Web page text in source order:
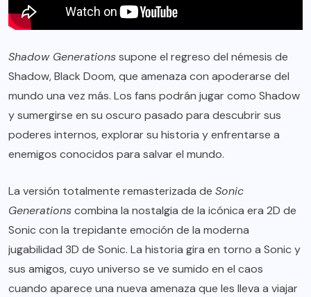
Shadow Generationssupone el regreso del némesis de
Shadow, Black Doom, que amenaza con apoderarse del
mundo una vez más. Los fans podrán jugar como Shadow
y sumergirse en su oscuro pasado para descubrir sus
poderes internos, explorar su historia y enfrentarse a
enemigos conocidos para salvar el mundo.
La versión totalmente remasterizada de Sonic
Generationscombina la nostalgia de la icónica era 2D de
Sonic con la trepidante emoción de la moderna
jugabilidad 3D de Sonic. La historia gira en torno a Sonic y
sus amigos, cuyo universo se ve sumido en el caos
cuando aparece una nueva amenaza que les lleva a viajar